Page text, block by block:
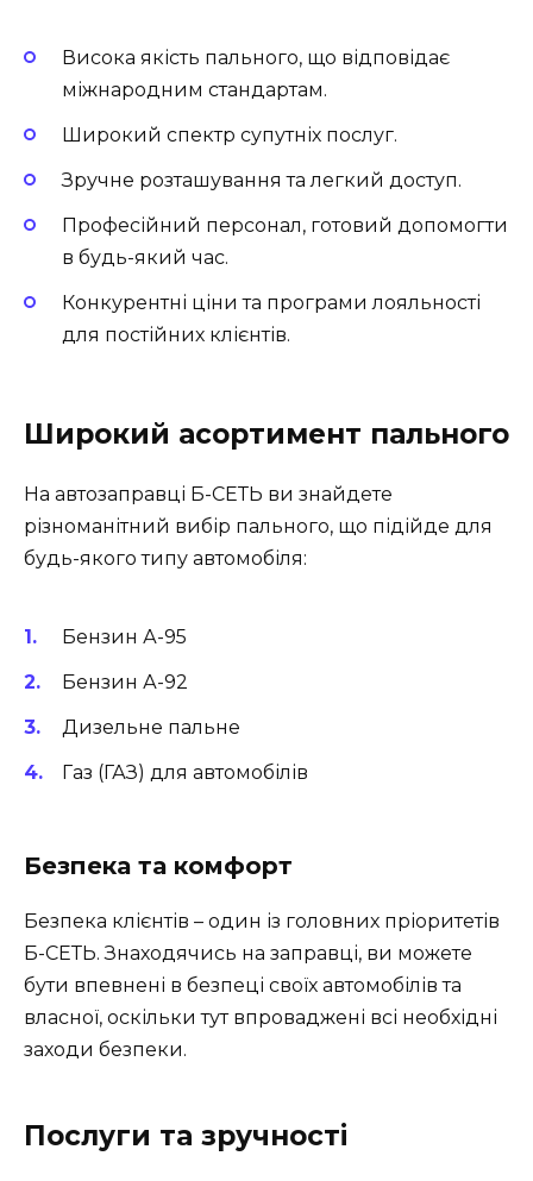
Висока якість пального, що відповідає
міжнародним стандартам.
Широкий спектр супутніх послуг.
Зручне розташування та легкий доступ.
Професійний персонал, готовий допомогти
в будь-який час.
Конкурентні ціни та програми лояльності
для постійних клієнтів.
Широкий асортимент пального
На автозаправці Б-СЕТЬ ви знайдете
різноманітний вибір пального, що підійде для
будь-якого типу автомобіля:
Бензин А-95
Бензин А-92
Дизельне пальне
Газ (ГАЗ) для автомобілів
Безпека та комфорт
Безпека клієнтів – один із головних пріоритетів
Б-СЕТЬ. Знаходячись на заправці, ви можете
бути впевнені в безпеці своїх автомобілів та
власної, оскільки тут впроваджені всі необхідні
заходи безпеки.
Послуги та зручності